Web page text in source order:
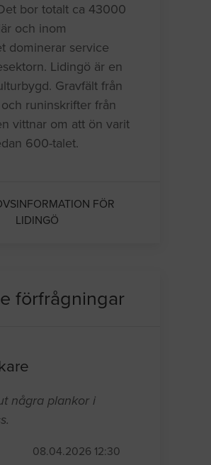
bor totalt ca 43000
och inom
dominerar service
Lidingö är en
Gravfält från
runinskrifter från
vittnar om att ön varit
600-talet.
FÖR
LIDINGÖ
förfrågningar
några plankor i
08.04.2026 12:30